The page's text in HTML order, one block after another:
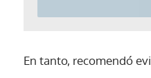
En tanto, recomendó